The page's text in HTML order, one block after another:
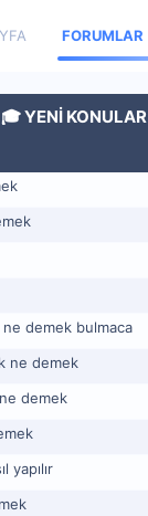
FORUMLAR
🎓 YENI KONULAR
demek bulmaca
ne demek
demek
yapılır